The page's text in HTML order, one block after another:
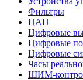
Фильтры
ЦАП
Цифровые
Цифровые
Цифровые
Часы
ШИМ-